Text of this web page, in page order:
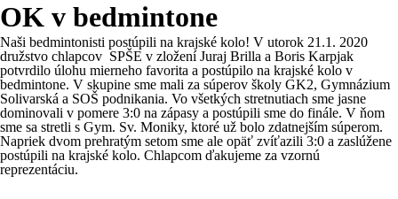
OK v bedmintone
Naši bedmintonisti postúpili na krajské kolo! V utorok 21.1. 2020
družstvo chlapcov SPŠE v zložení Juraj Brilla a Boris Karpjak
potvrdilo úlohu mierneho favorita a postúpilo na krajské kolo v
bedmintone. V skupine sme mali za súperov školy GK2, Gymnázium
Solivarská a SOŠ podnikania. Vo všetkých stretnutiach sme jasne
dominovali v pomere 3:0 na zápasy a postúpili sme do finále. V ňom
sme sa stretli s Gym. Sv. Moniky, ktoré už bolo zdatnejším súperom.
Napriek dvom prehratým setom sme ale opäť zvíťazili 3:0 a zaslúžene
postúpili na krajské kolo. Chlapcom ďakujeme za vzornú
reprezentáciu.